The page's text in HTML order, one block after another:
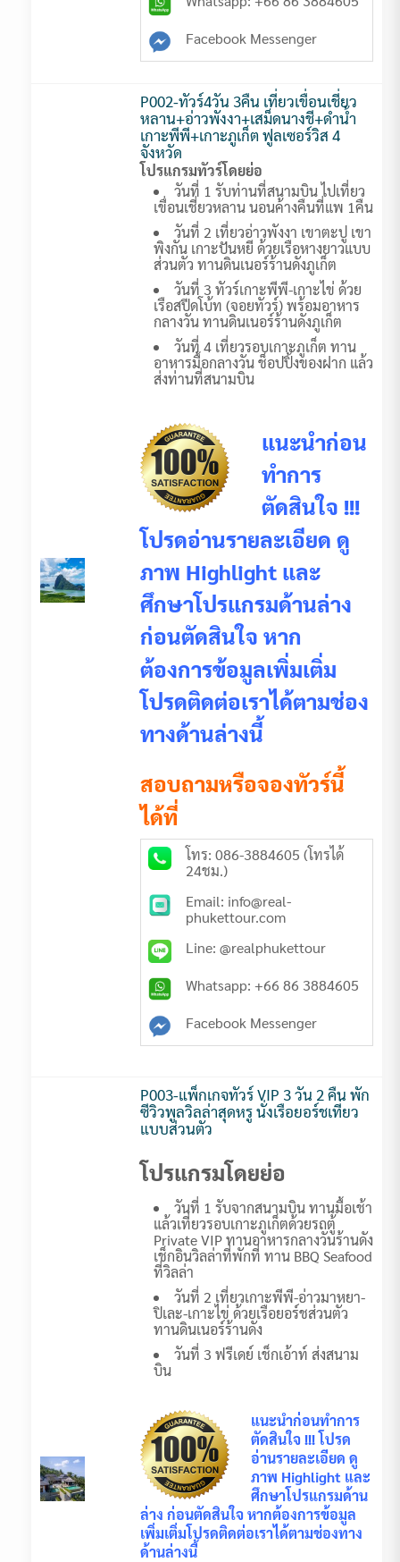
Facebook Messenger
P002-ทัวร์4วัน 3คืน เที่ยวเขื่อนเชี่ยว
หลาน+อ่าวพังงา+เสม็ดนางชี+ดำน้ำ
เกาะพีพี+เกาะภูเก็ต ฟูลเซอร์วิส 4
จังหวัด
โปรแกรมทัวร์โดยย่อ
วันที่ 1 รับท่านที่สนามบิน ไปเที่ยว
เขื่อนเชี่ยวหลาน นอนค้างคืนที่แพ 1คืน
วันที่ 2 เที่ยวอ่าวพังงา เขาตะปู เขา
พิงกัน เกาะปันหยี ด้วยเรือหางยาวแบบ
ส่วนตัว ทานดินเนอร์ร้านดังภูเก็ต
วันที่ 3 ทัวร์เกาะพีพี-เกาะไข่ ด้วย
เรือสปีดโบ้ท (จอยทัวร์) พร้อมอาหาร
กลางวัน ทานดินเนอร์ร้านดังภูเก็ต
วันที่ 4 เที่ยวรอบเกาะภูเก็ต ทาน
อาหารมื้อกลางวัน ช็อปปิ้งของฝาก แล้ว
ส่งท่านที่สนามบิน
แนะนำก่อน
ทำการ
ตัดสินใจ !!!
โปรดอ่านรายละเอียด ดู
ภาพ Highlight และ
ศึกษาโปรแกรมด้านล่าง
ก่อนตัดสินใจ หาก
ต้องการข้อมูลเพิ่มเติ่ม
โปรดติดต่อเราได้ตามช่อง
ทางด้านล่างนี้
สอบถามหรือจองทัวร์นี้
ได้ที่
โทร: 086-3884605 (โทรได้
24ชม.)
Email: info@real-
phukettour.com
Line: @realphukettour
Whatsapp: +66 86 3884605
Facebook Messenger
P003-แพ็กเกจทัวร์ VIP 3 วัน 2 คืน พัก
ซีวิวพูลวิลล่าสุดหรู นั่งเรือยอร์ชเที่ยว
แบบส่วนตัว
โปรแกรมโดยย่อ
วันที่ 1 รับจากสนามบิน ทานมื้อเช้า
แล้วเที่ยวรอบเกาะภูเก็ตด้วยรถตู้
Private VIP ทานอาหารกลางวันร้านดัง
เช็กอินวิลล่าที่พักที่ ทาน BBQ Seafood
ที่วิลล่า
วันที่ 2 เที่ยวเกาะพีพี-อ่าวมาหยา-
ปิเละ-เกาะไข่ ด้วยเรือยอร์ชส่วนตัว
ทานดินเนอร์ร้านดัง
วันที่ 3 ฟรีเดย์ เช็กเอ้าท์ ส่งสนาม
บิน
แนะนำก่อนทำการ
ตัดสินใจ !!! โปรด
อ่านรายละเอียด ดู
ภาพ Highlight และ
ศึกษาโปรแกรมด้าน
ล่าง ก่อนตัดสินใจ หากต้องการข้อมูล
เพิ่มเติ่มโปรดติดต่อเราได้ตามช่องทาง
ด้านล่างนี้